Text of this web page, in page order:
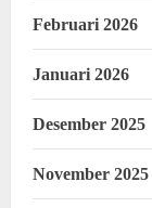
Februari 2026
Januari 2026
Desember 2025
November 2025